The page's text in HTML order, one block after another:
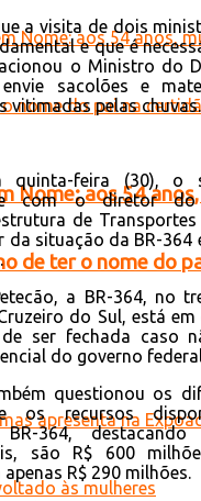
Nome: aos 54
de ter o nome do
a visita de dois
e que é
o Ministro do
sacolões e
vitimadas pelas chuvas.
quinta-feira (30), o
com o diretor do
de Transportes
da situação da BR-364
a BR-364, no
do Sul, está
ser fechada caso
do governo
questionou os
os recursos
364, destacando
são R$ 600
R$ 290 milhões.